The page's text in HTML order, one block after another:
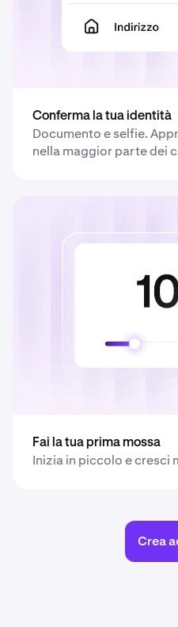
Conferma la tua identità
Documento e selfie.
nella maggior parte dei
Fai la tua prima mossa
Inizia in piccolo e cresci
Crea